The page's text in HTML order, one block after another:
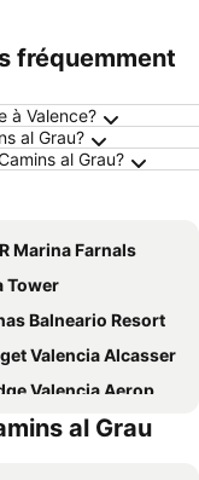
fréquemment
à Valence?
al Grau?
al Grau?
Marina Farnals
Tower
Balneario Resort
Valencia Alcasser
Valencia Aeropuerto
Valencia
al Grau